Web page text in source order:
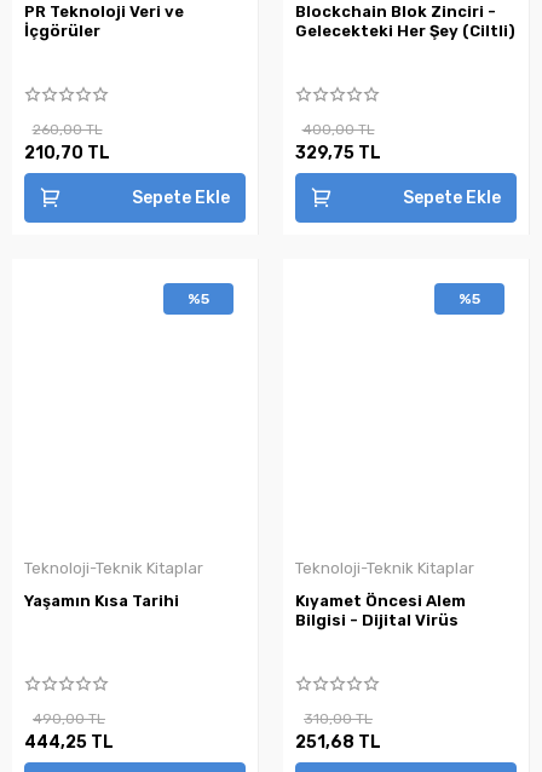
PR Teknoloji Veri ve
İçgörüler
260,00 TL
210,70 TL
Sepete Ekle
Blockchain Blok Zinciri -
Gelecekteki Her Şey (Ciltli)
400,00 TL
329,75 TL
Sepete Ekle
%5
Teknoloji-Teknik Kitaplar
Yaşamın Kısa Tarihi
490,00 TL
444,25 TL
%5
Teknoloji-Teknik Kitaplar
Kıyamet Öncesi Alem
Bilgisi - Dijital Virüs
310,00 TL
251,68 TL